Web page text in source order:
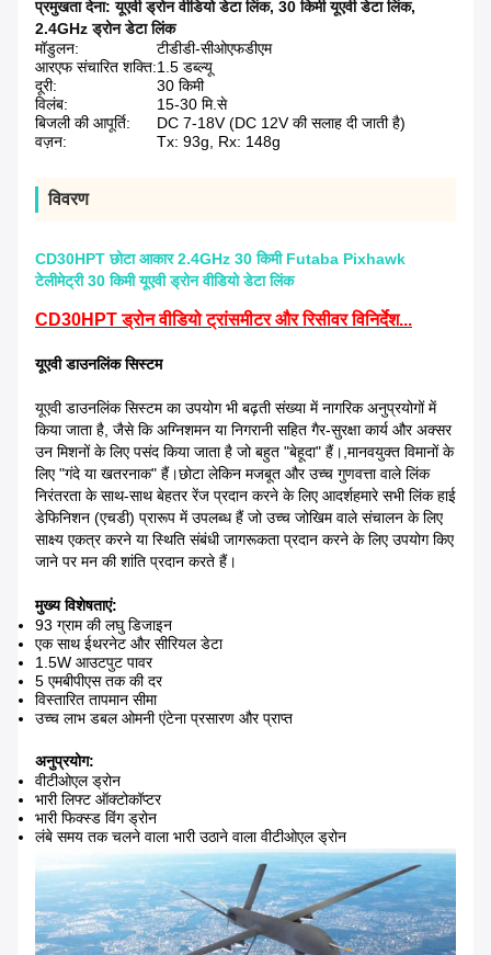
प्रमुखता देना:यूएवी ड्रोन वीडियो डेटा लिंक, 30 किमी यूएवी डेटा लिंक,
2.4GHz ड्रोन डेटा लिंक
मॉडुलन:
टीडीडी-सीओएफडीएम
आरएफ संचारित शक्ति:1.5 डब्ल्यू
दूरी:
30 किमी
विलंब:
15-30 मि.से
बिजली की आपूर्ति:
DC 7-18V (DC 12V की सलाह दी जाती है)
वज़न:
Tx: 93g, Rx: 148g
विवरण
CD30HPT छोटा आकार 2.4GHz 30 किमी Futaba Pixhawk
टेलीमेट्री 30 किमी यूएवी ड्रोन वीडियो डेटा लिंक
CD30HPT ड्रोन वीडियो ट्रांसमीटर और रिसीवर विनिर्देश...
यूएवी डाउनलिंक सिस्टम
यूएवी डाउनलिंक सिस्टम का उपयोग भी बढ़ती संख्या में नागरिक अनुप्रयोगों में
किया जाता है, जैसे कि अग्निशमन या निगरानी सहित गैर-सुरक्षा कार्य और अक्सर
उन मिशनों के लिए पसंद किया जाता है जो बहुत "बेहूदा" हैं।,मानवयुक्त विमानों के
लिए "गंदे या खतरनाक" हैं।छोटा लेकिन मजबूत और उच्च गुणवत्ता वाले लिंक
निरंतरता के साथ-साथ बेहतर रेंज प्रदान करने के लिए आदर्शहमारे सभी लिंक हाई
डेफिनिशन (एचडी) प्रारूप में उपलब्ध हैं जो उच्च जोखिम वाले संचालन के लिए
साक्ष्य एकत्र करने या स्थिति संबंधी जागरूकता प्रदान करने के लिए उपयोग किए
जाने पर मन की शांति प्रदान करते हैं।
मुख्य विशेषताएं:
93 ग्राम की लघु डिजाइन
एक साथ ईथरनेट और सीरियल डेटा
1.5W आउटपुट पावर
5 एमबीपीएस तक की दर
विस्तारित तापमान सीमा
उच्च लाभ डबल ओमनी एंटेना प्रसारण और प्राप्त
अनुप्रयोग:
वीटीओएल ड्रोन
भारी लिफ्ट ऑक्टोकॉप्टर
भारी फिक्स्ड विंग ड्रोन
लंबे समय तक चलने वाला भारी उठाने वाला वीटीओएल ड्रोन